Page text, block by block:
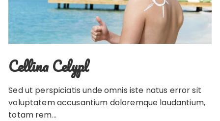
Cellina Celypl
Sed ut perspiciatis unde omnis iste natus error sit
voluptatem accusantium doloremque laudantium,
totam rem…